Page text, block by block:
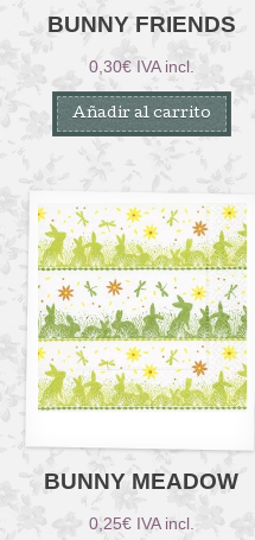
BUNNY FRIENDS
0,30€ IVA incl.
Añadir al carrito
BUNNY MEADOW
0,25€ IVA incl.